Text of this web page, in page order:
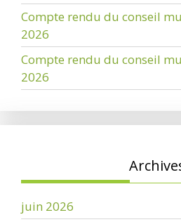
Compte rendu du conseil
2026
Compte rendu du conseil
2026
juin 2026